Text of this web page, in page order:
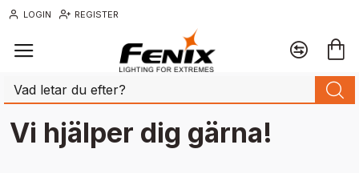
LOGIN REGISTER
Vi hjälper dig gärna!